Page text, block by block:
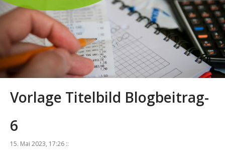
Vorlage Titelbild Blogbeitrag-
6
15. Mai 2023, 17:26 ::